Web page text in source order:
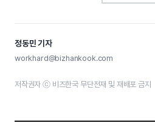
정동민 기자
workhard@bizhankook.com
저작권자 ⓒ 비즈한국 무단전재 및 재배포 금지